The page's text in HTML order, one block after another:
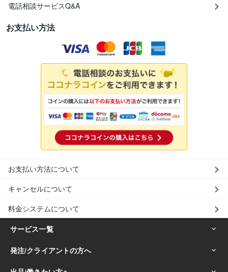
電話相談サービスQ&A
お支払い方法
お支払い方法について
キャンセルについて
料金システムについて